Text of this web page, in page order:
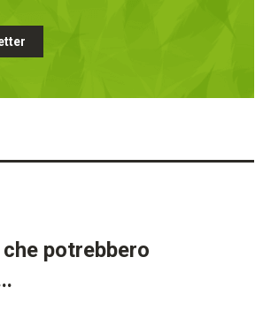
potrebbero